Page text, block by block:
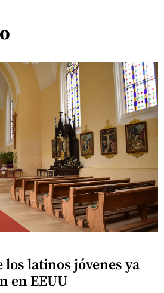
los latinos jóvenes ya
en EEUU